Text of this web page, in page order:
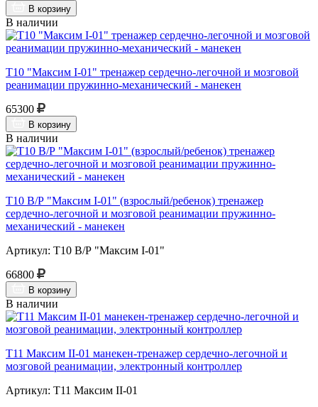
В корзину
В наличии
Т10 "Максим I-01" тренажер сердечно-легочной и мозговой
реанимации пружинно-механический - манекен
65300
В корзину
В наличии
Т10 В/Р "Максим I-01" (взрослый/ребенок) тренажер
сердечно-легочной и мозговой реанимации пружинно-
механический - манекен
Артикул: Т10 В/Р "Максим I-01"
66800
В корзину
В наличии
Т11 Максим II-01 манекен-тренажер сердечно-легочной и
мозговой реанимации, электронный контроллер
Артикул: Т11 Максим II-01